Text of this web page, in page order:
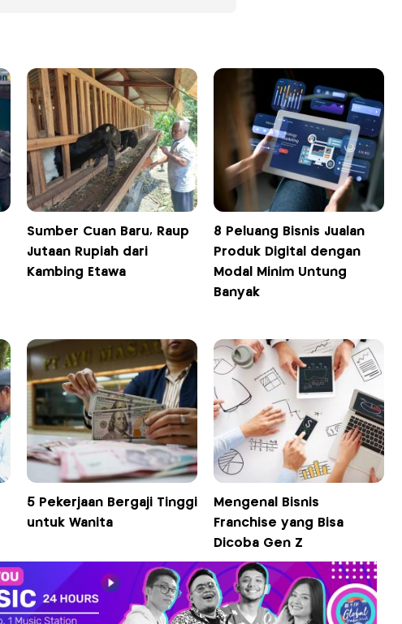
Sumber Cuan Baru, Raup
Jutaan Rupiah dari
Kambing Etawa
8 Peluang Bisnis Jualan
Produk Digital dengan
Modal Minim Untung
Banyak
5 Pekerjaan Bergaji Tinggi
untuk Wanita
Mengenal Bisnis
Franchise yang Bisa
Dicoba Gen Z